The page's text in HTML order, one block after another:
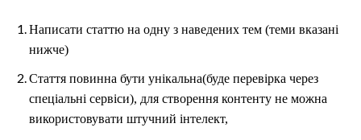
Написати статтю на одну з наведених тем (теми вказані
нижче)
Cтаття повинна бути унікальна(буде перевірка через
спеціальні сервіси), для створення контенту не можна
використовувати штучний інтелект,